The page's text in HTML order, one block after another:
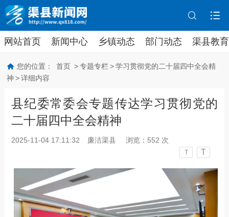
网站首页 新闻中心 乡镇动态 部门动态 渠县教育
您的位置： 首页 > 专题专栏 > 学习贯彻党的二十届四中全会精
神 > 详细内容
县纪委常委会专题传达学习贯彻党的
二十届四中全会精神
2025-11-04 17:11:32 廉洁渠县 浏览： 552 次
T T